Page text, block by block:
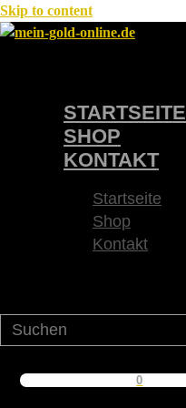
Skip to content
STARTSEITE
SHOP
KONTAKT
Startseite
Shop
Kontakt
0